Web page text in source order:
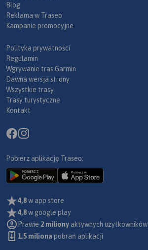
Blog
Reklama w Traseo
Kampanie promocyjne
Polityka prywatności
Regulamin
Wgrywanie tras Garmin
Dawna wersja strony
Wszystkie trasy
Trasy turystyczne
Kontakt
Pobierz aplikację Traseo:
4,8w app store
4,8w google play
Prawie 2 miliony aktywnych użytkowników
1.5 miliona pobrań aplikacji